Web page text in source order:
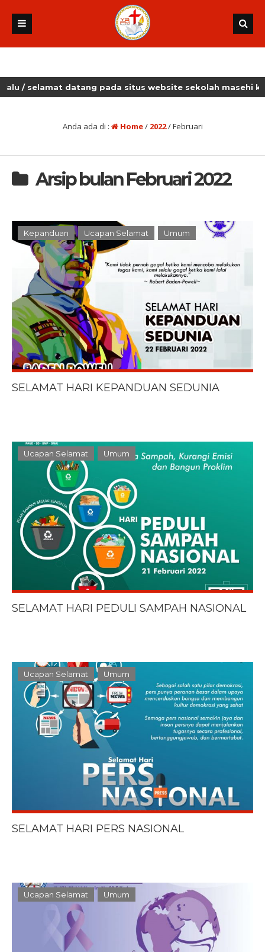
datang pada situs website sekolah masehi kudus
Anda ada di : Home/ 2022/Februari
Arsip bulan Februari 2022
Kepanduan Ucapan Selamat Umum
SELAMAT HARI KEPANDUAN SEDUNIA
Ucapan Selamat Umum
SELAMAT HARI PEDULI SAMPAH NASIONAL
Ucapan Selamat Umum
SELAMAT HARI PERS NASIONAL
Ucapan Selamat Umum